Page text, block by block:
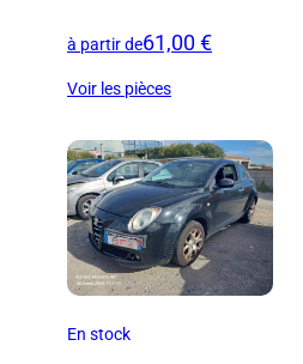
à partir de61,00 €
Voir les pièces
En stock